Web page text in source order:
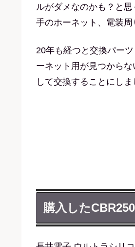
ルがダメなのかも？と
手のホーネット、電装周
20年も経つと交換パー
ーネット用が見つから
して交換することにしま
購入した